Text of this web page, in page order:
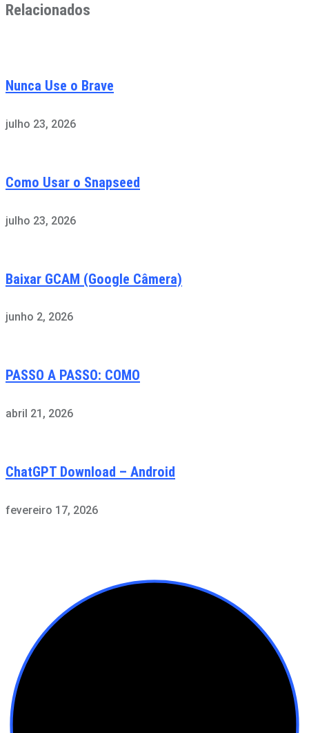
Relacionados
Nunca Use o Brave
julho 23, 2026
Como Usar o Snapseed
julho 23, 2026
Baixar GCAM (Google Câmera)
junho 2, 2026
PASSO A PASSO: COMO
abril 21, 2026
ChatGPT Download – Android
fevereiro 17, 2026